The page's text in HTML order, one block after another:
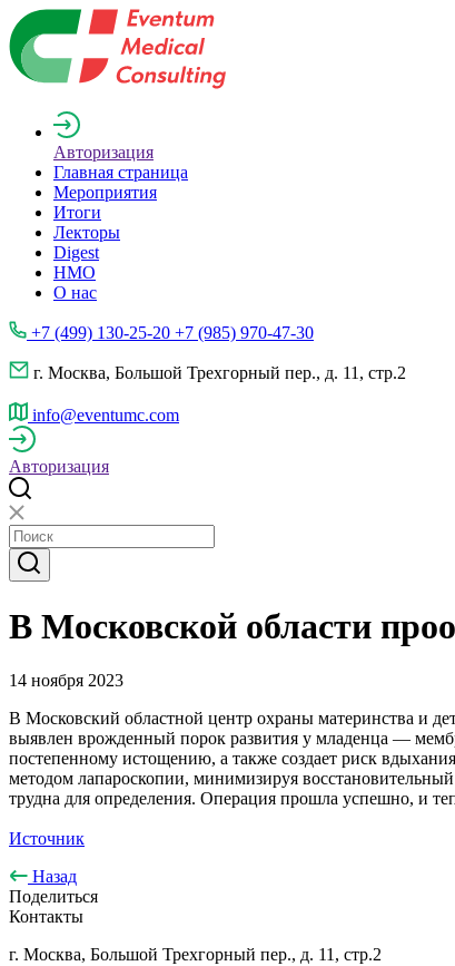
Авторизация
Главная страница
Мероприятия
Итоги
Лекторы
Digest
НМО
О нас
+7 (499) 130-25-20 +7 (985) 970-47-30
г. Москва, Большой Трехгорный пер., д. 11, стр.2
info@eventumc.com
Авторизация
В Московской области
14 ноября 2023
В Московский областной центр охраны материнства и
выявлен врожденный порок развития у младенца —
постепенному истощению, а также создает риск
методом лапароскопии, минимизируя
трудна для определения. Операция прошла успешно, и
Источник
Назад
Поделиться
Контакты
г. Москва, Большой Трехгорный пер., д. 11, стр.2